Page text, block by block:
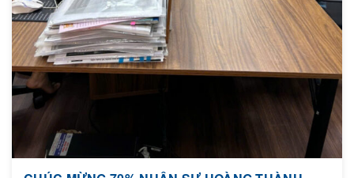
CHÚC MỪNG 70% NHÂN SỰ HOÀNG THÀNH
ĐƯỢC TĂNG LƯƠNG SAU KỲ ĐÁNH GIÁ HIỆU